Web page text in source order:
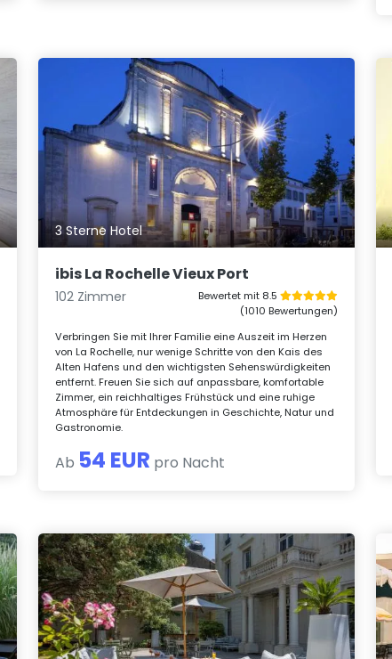
3 Sterne Hotel
ibis La Rochelle Vieux Port
102 Zimmer
Bewertet mit 8.5
(1010 Bewertungen)
Verbringen Sie mit Ihrer Familie eine Auszeit im Herzen
von La Rochelle, nur wenige Schritte von den Kais des
Alten Hafens und den wichtigsten Sehenswürdigkeiten
entfernt. Freuen Sie sich auf anpassbare, komfortable
Zimmer, ein reichhaltiges Frühstück und eine ruhige
Atmosphäre für Entdeckungen in Geschichte, Natur und
Gastronomie.
Ab 54 EUR pro Nacht